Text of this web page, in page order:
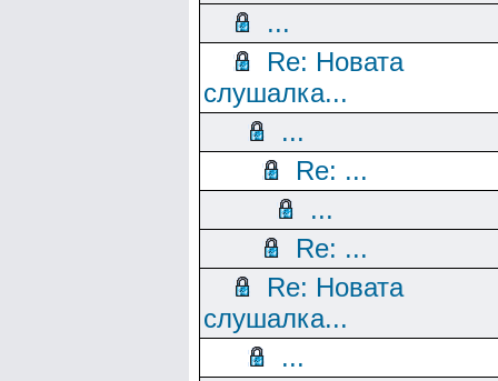
...
Re: Новата
слушалка...
...
Re: ...
...
Re: ...
Re: Новата
слушалка...
...